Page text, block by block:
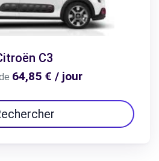
C3
64,85 € / jour